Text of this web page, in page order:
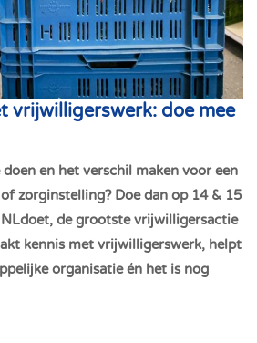
vrijwilligerswerk: doe mee
en het verschil maken voor een
zorginstelling? Doe dan op 14 & 15
de grootste vrijwilligersactie
kennis met vrijwilligerswerk, helpt
organisatie én het is nog